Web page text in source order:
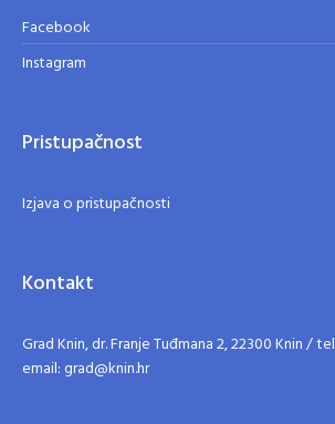
Facebook
Instagram
Pristupačnost
Izjava o pristupačnosti
Kontakt
Grad Knin, dr. Franje Tuđmana 2, 22300 Knin /
email: grad@knin.hr